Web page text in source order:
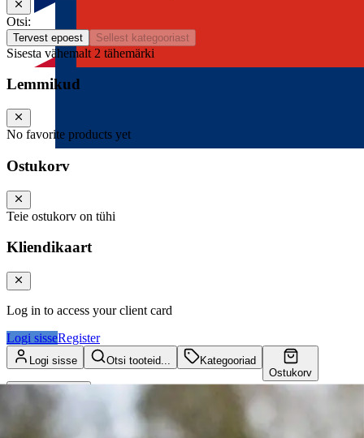
Otsi:
Tervest epoest Sellest kategooriast
Sisesta vähemalt 2 tähemärki
Lemmikud
No favorite products yet
Ostukorv
Teie ostukorv on tühi
Kliendikaart
Log in to access your client card
Logi sisseRegister
Logi sisse Otsi tooteid...
Kategooriad
Ostukorv
Kliendikaart